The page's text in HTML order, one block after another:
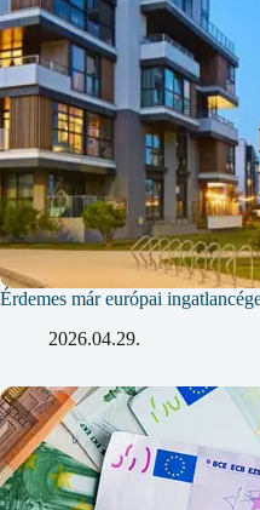
Érdemes már európai
2026.04.29.